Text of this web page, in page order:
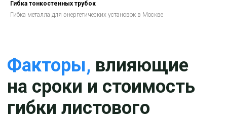
Гибка тонкостенных трубок
Гибка металла для энергетических установок в Москве
металла для
энергетических
установок